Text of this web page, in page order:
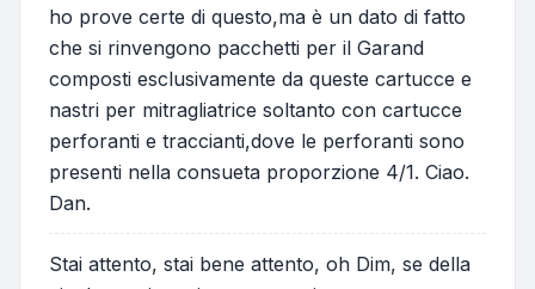
ho prove certe di questo,ma è un dato di fatto
che si rinvengono pacchetti per il Garand
composti esclusivamente da queste cartucce e
nastri per mitragliatrice soltanto con cartucce
perforanti e traccianti,dove le perforanti sono
presenti nella consueta proporzione 4/1. Ciao.
Dan.
Stai attento, stai bene attento, oh Dim, se della